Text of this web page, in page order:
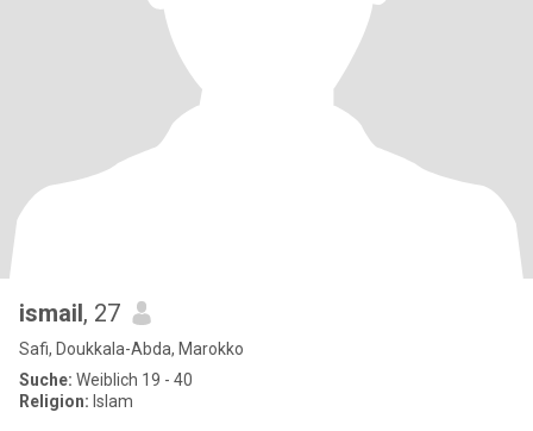
ismail, 27
Safi, Doukkala-Abda, Marokko
Suche: Weiblich 19 - 40
Religion: Islam